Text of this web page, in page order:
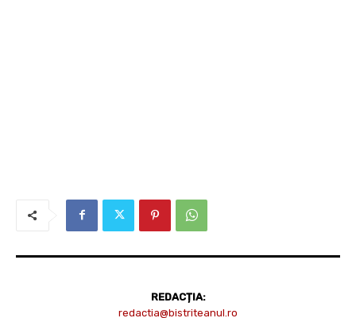
REDACȚIA:
redactia@bistriteanul.ro